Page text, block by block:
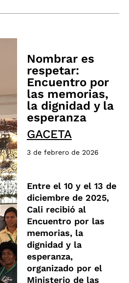
Nombrar es
respetar:
Encuentro por
las memorias,
la dignidad y la
esperanza
GACETA
3 de febrero de 2026
Entre el 10 y el 13 de
diciembre de 2025,
Cali recibió al
Encuentro por las
memorias, la
dignidad y la
esperanza,
organizado por el
Ministerio de las